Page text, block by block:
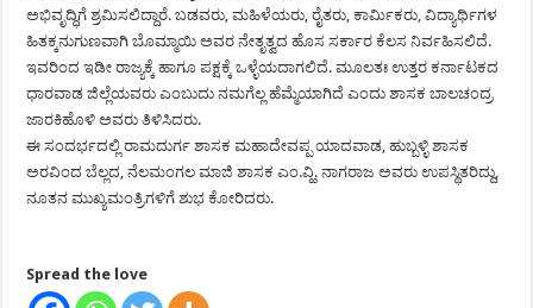
ಅಭಿವೃದ್ಧಿಗೆ ಶ್ರಮಿಸಲಿದ್ದಾರೆ. ಬಡವರು, ಮಹಿಳೆಯರು, ರೈತರು, ಕಾರ್ಮಿಕರು, ವಿದ್ಯಾರ್ಥಿಗಳ
ಹಿತಕ್ಕನುಗುಣವಾಗಿ ಬೊಮ್ಮಾಯಿ ಅವರ ನೇತೃತ್ವದ ಹೊಸ ಸರ್ಕಾರ ಕೆಲಸ ನಿರ್ವಹಿಸಲಿದೆ.
ಇವರಿಂದ ಇಡೀ ರಾಜ್ಯಕ್ಕೆ ಹಾಗೂ ಪಕ್ಷಕ್ಕೆ ಒಳ್ಳೆಯದಾಗಲಿದೆ. ಮೂಲತಃ ಉತ್ತರ ಕರ್ನಾಟಕದ
ಧಾರವಾಡ ಜಿಲ್ಲೆಯವರು ಎಂಬುದು ನಮಗೆಲ್ಲ ಹೆಮ್ಮೆಯಾಗಿದೆ ಎಂದು ಶಾಸಕ ಬಾಲಚಂದ್ರ
ಜಾರಕಿಹೊಳಿ ಅವರು ತಿಳಿಸಿದರು.
ಈ ಸಂದರ್ಭದಲ್ಲಿ ರಾಮದುರ್ಗ ಶಾಸಕ ಮಹಾದೇವಪ್ಪ ಯಾದವಾಡ, ಹುಬ್ಬಳ್ಳಿ ಶಾಸಕ
ಅರವಿಂದ ಬೆಲ್ಲದ, ನೆಲಮಂಗಲ ಮಾಜಿ ಶಾಸಕ ಎಂ.ವ್ಹಿ. ನಾಗರಾಜ ಅವರು ಉಪಸ್ಥಿತರಿದ್ದು,
ನೂತನ ಮುಖ್ಯಮಂತ್ರಿಗಳಿಗೆ ಶುಭ ಕೋರಿದರು.
Spread the love